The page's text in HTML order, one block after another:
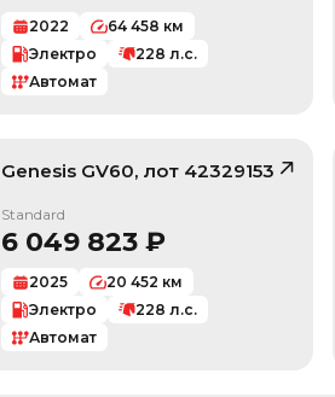
По умолчанию
Цена: Дешевле
2022 64 458 км
Электро
228 л.с.
Автомат
Genesis GV60, лот 42329153
/ 10
Standard
6 049 823 ₽
2025 20 452 км
Электро
228 л.с.
Автомат